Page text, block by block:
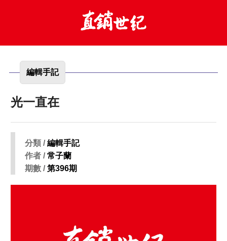
編輯手記
光一直在
分類 /編輯手記
作者 /常子蘭
期數 /第396期